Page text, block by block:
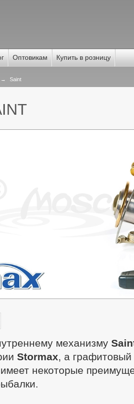
Оптовикам Купить в розницу
→ Saint
механизму
Stormax , а
некоторые